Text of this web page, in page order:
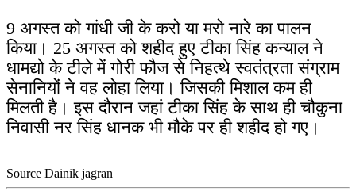
9 अगस्त को गांधी जी के करो या मरो नारे का पालन
किया। 25 अगस्त को शहीद हुए टीका सिंह कन्याल ने
धामद्यो के टीले में गोरी फौज से निहत्थे स्वतंत्रता संग्राम
सेनानियों ने वह लोहा लिया। जिसकी मिशाल कम ही
मिलती है। इस दौरान जहां टीका सिंह के साथ ही चौकुना
निवासी नर सिंह धानक भी मौके पर ही शहीद हो गए।
Source Dainik jagran